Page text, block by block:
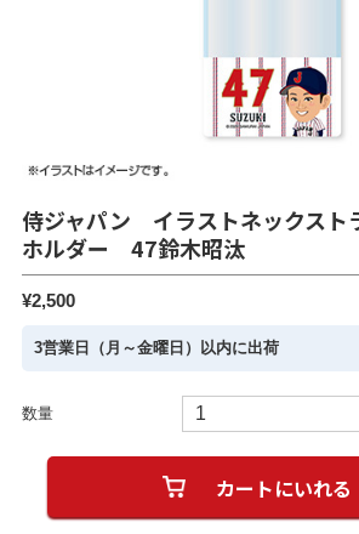
侍ジャパン イラストネックスト
ホルダー 47鈴木昭汰
¥2,500
3営業日（月～金曜日）以内に出荷
数量